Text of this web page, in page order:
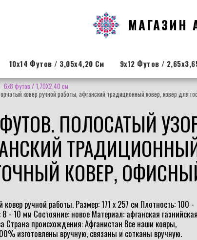
МАГАЗИН
10x14 Футов / 3,05x4,20 См 9x12 Футов /
6x8 футов / 1,70X2,40 см
ковер ручной работы, афганский традиционный ковер, ковер для
ПОЛОСАТЫЙ
КОВЕР,
ковер ручной работы. Размер: 171 x 257 см Плотность: 100 -
8 - 10 мм Состояние: новое Материал: афганская газнийская
Страна происхождения: Афганистан Все наши ковры,
изготовлены вручную, связаны и сотканы вручную.